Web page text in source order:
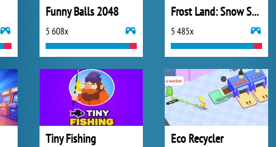
Funny Balls 2048
5 608x
Frost Land: Snow Survival
5 485x
Tiny Fishing Eco Recycler